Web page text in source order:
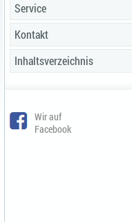
Service
Kontakt
Inhaltsverzeichnis
Wir auf
Facebook